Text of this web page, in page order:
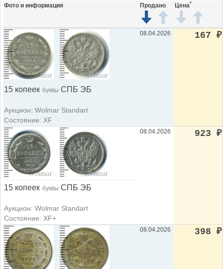
Фото и информация Продано Цена*
15 копеек буквы СПБ ЭБ
Аукцион: Wolmar Standart
Состояние: XF
08.04.2026 167 ₽
15 копеек буквы СПБ ЭБ
Аукцион: Wolmar Standart
Состояние: XF+
08.04.2026 923 ₽
08.04.2026 398 ₽